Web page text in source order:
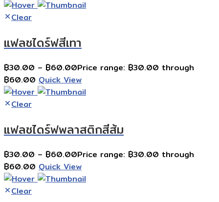
Clear
แฟลชไดร์ฟสีเทา
฿30.00 – ฿60.00Price range: ฿30.00 through
฿60.00 Quick View
Clear
แฟลชไดร์ฟพลาสติกสีส้ม
฿30.00 – ฿60.00Price range: ฿30.00 through
฿60.00 Quick View
Clear